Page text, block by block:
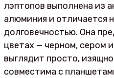
лэптопов выполнена из
алюминия и отличается
долговечностью. Она
цветах — черном, сером
выглядит просто,
совместима с